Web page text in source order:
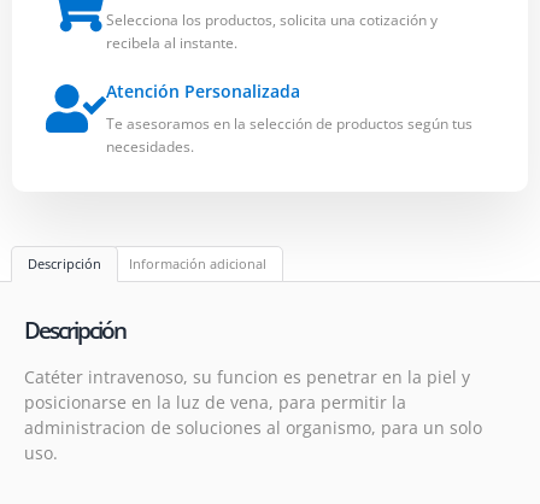
Selecciona los productos, solicita una cotización y
recibela al instante.
Atención Personalizada
Te asesoramos en la selección de productos según tus
necesidades.
Descripción Información adicional
Descripción
Catéter intravenoso, su funcion es penetrar en la piel y
posicionarse en la luz de vena, para permitir la
administracion de soluciones al organismo, para un solo
uso.